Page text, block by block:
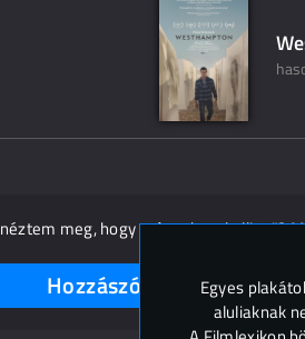
meg, hogy másnak ne kelljen"?
Hozzászólások (0)
Egyes
aluliaknak